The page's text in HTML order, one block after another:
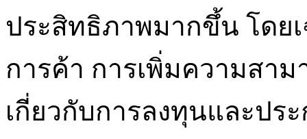
ประสิทธิภาพมากขึ้น โดย
การค้า การเพิ่มความสา
เกี่ยวกับการลงทุนและปร